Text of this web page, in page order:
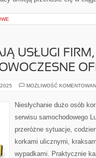
USŁUGI
MOŻLIWOŚĆ
Niesłychanie dużo osób
serwisu samochodowego
przeróżne sytuacje,
korkami ulicznymi,
wypadkami. Praktycznie